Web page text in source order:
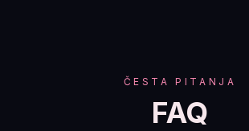
ČESTA PITANJA
FAQ